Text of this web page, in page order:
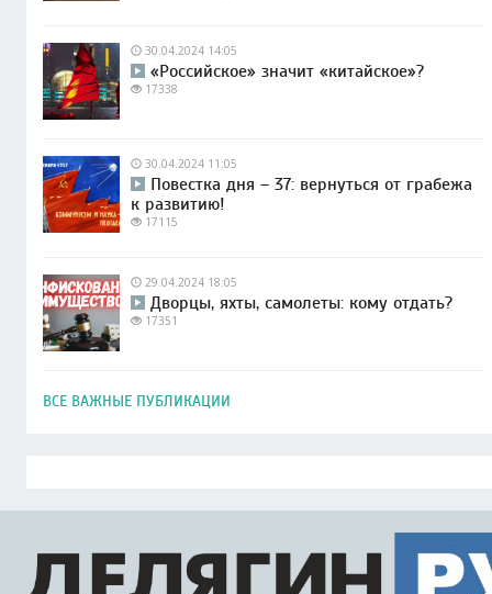
30.04.2024 14:05
«Российское» значит «китайское»?
17338
30.04.2024 11:05
Повестка дня – 37: вернуться от грабежа
к развитию!
17115
29.04.2024 18:05
Дворцы, яхты, самолеты: кому отдать?
17351
ВСЕ ВАЖНЫЕ ПУБЛИКАЦИИ